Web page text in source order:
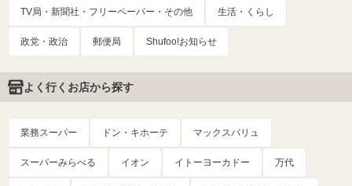
TV局・新聞社・フリーペーパー・その他 生活・くらし
政党・政治 郵便局 Shufoo!お知らせ
よく行くお店から探す
業務スーパー ドン・キホーテ マックスバリュ
スーパーみらべる イオン イトーヨーカドー 万代